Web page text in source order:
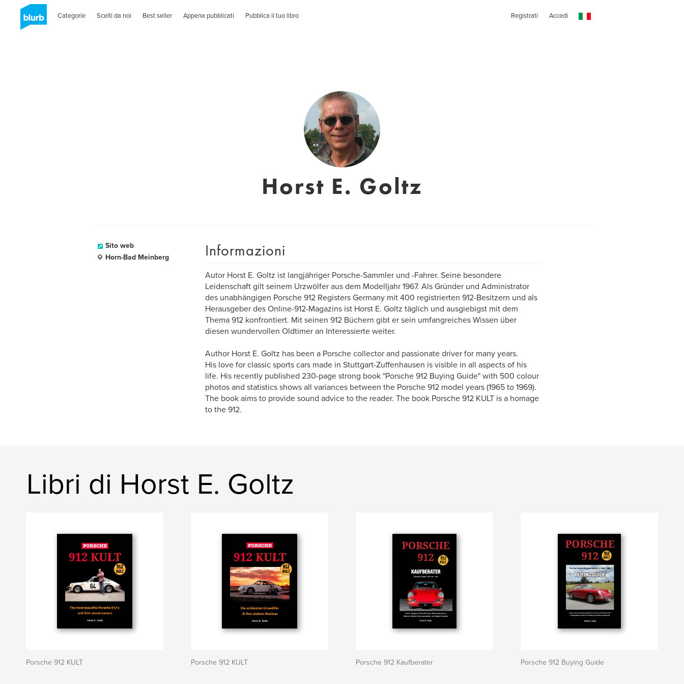
Categorie Scelti da noi Best seller Appena pubblicati Pubblica il tuo libro Registrati Accedi
Horst E. Goltz
Sito web
Horn-Bad Meinberg
Informazioni
Autor Horst E. Goltz ist langjähriger Porsche-Sammler und -Fahrer. Seine besondere
Leidenschaft gilt seinem Urzwölfer aus dem Modelljahr 1967. Als Gründer und Administrator
des unabhängigen Porsche 912 Registers Germany mit 400 registrierten 912-Besitzern und als
Herausgeber des Online-912-Magazins ist Horst E. Goltz täglich und ausgiebigst mit dem
Thema 912 konfrontiert. Mit seinen 912 Büchern gibt er sein umfangreiches Wissen über
diesen wundervollen Oldtimer an Interessierte weiter.
Author Horst E. Goltz has been a Porsche collector and passionate driver for many years.
His love for classic sports cars made in Stuttgart-Zuffenhausen is visible in all aspects of his
life. His recently published 230-page strong book "Porsche 912 Buying Guide" with 500 colour
photos and statistics shows all variances between the Porsche 912 model years (1965 to 1969).
The book aims to provide sound advice to the reader. The book Porsche 912 KULT is a homage
to the 912.
Libri di Horst E. Goltz
Porsche 912 KULT Porsche 912 KULT Porsche 912 Kaufberater Porsche 912 Buying Guide